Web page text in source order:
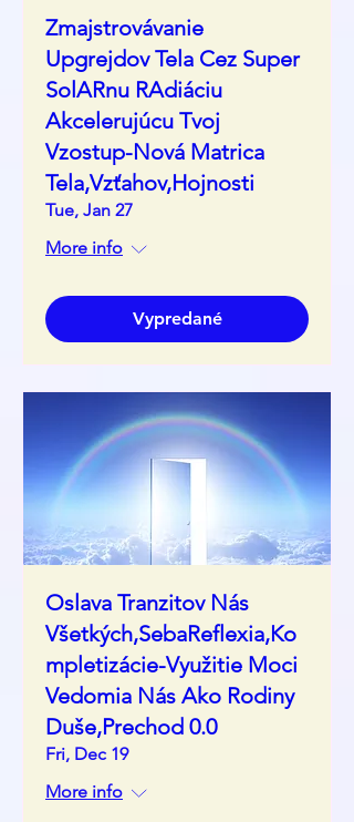
Zmajstrovávanie
Upgrejdov Tela Cez Super
SolARnu RAdiáciu
Akcelerujúcu Tvoj
Vzostup-Nová Matrica
Tela,Vzťahov,Hojnosti
Tue, Jan 27
More info
Vypredané
Oslava Tranzitov Nás
Všetkých,SebaReflexia,Ko
mpletizácie-Využitie Moci
Vedomia Nás Ako Rodiny
Duše,Prechod 0.0
Fri, Dec 19
More info